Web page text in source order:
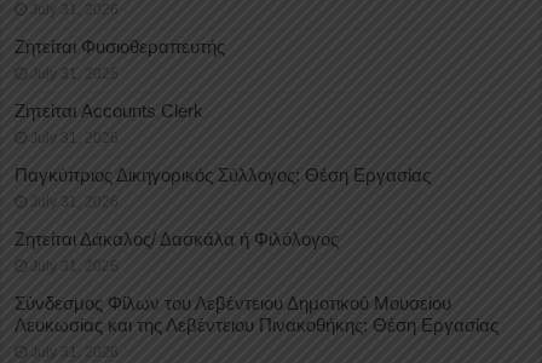
July 31, 2026
Ζητείται Φυσιοθεραπευτής
July 31, 2026
Ζητείται Accounts Clerk
July 31, 2026
Παγκύπριος Δικηγορικός Σύλλογος: Θέση Εργασίας
July 31, 2026
Ζητείται Δάκαλος/ Δασκάλα ή Φιλόλογος
July 31, 2026
Σύνδεσμος Φίλων του Λεβέντειου Δημοτικού Μουσείου
Λευκωσίας και της Λεβέντειου Πινακοθήκης: Θέση Εργασίας
July 31, 2026